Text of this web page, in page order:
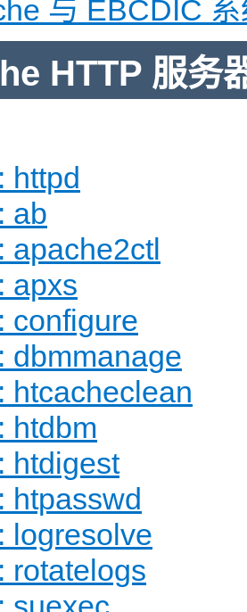
与 EBCDIC
HTTP 服务
httpd
ab
apache2ctl
apxs
configure
dbmmanage
htcacheclean
htdbm
htdigest
htpasswd
logresolve
rotatelogs